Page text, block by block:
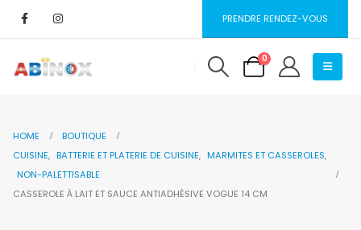
PRENDRE RENDEZ-VOUS
0
HOME
BOUTIQUE
CUISINE, BATTERIE ET PLATERIE DE CUISINE, MARMITES ET CASSEROLES,
NON-PALETTISABLE
CASSEROLE À LAIT ET SAUCE ANTIADHÉSIVE VOGUE 14 CM